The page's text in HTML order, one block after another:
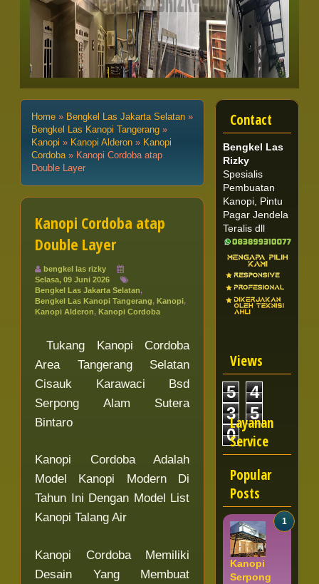
Home » Bengkel Las Jakarta Selatan »
Bengkel Las Kanopi Tangerang »
Kanopi » Kanopi Alderon » Kanopi
Cordoba » Kanopi Cordoba atap
Double Layer
Kanopi Cordoba atap
Double Layer
bengkel las rizky
Selasa, 09 Juni 2026
Bengkel Las Jakarta Selatan,
Bengkel Las Kanopi Tangerang, Kanopi,
Kanopi Alderon, Kanopi Cordoba
Tukang Kanopi Cordoba
Area Tangerang Selatan
Cisauk Karawaci Bsd
Serpong Alam Sutera
Bintaro
Kanopi Cordoba Adalah
Model Kanopi Modern Di
Tahun Ini Dengan Model List
Kanopi Talang Air
Kanopi Cordoba Memiliki
Desain Yang Membuat
Contact
Bengkel Las
Rizky
Spesialis
Pembuatan
Kanopi, Pintu
Pagar Jendela
Teralis dll
Views
5
4
3
5
0
Layanan
Service
Popular
Posts
Kanopi
Serpong